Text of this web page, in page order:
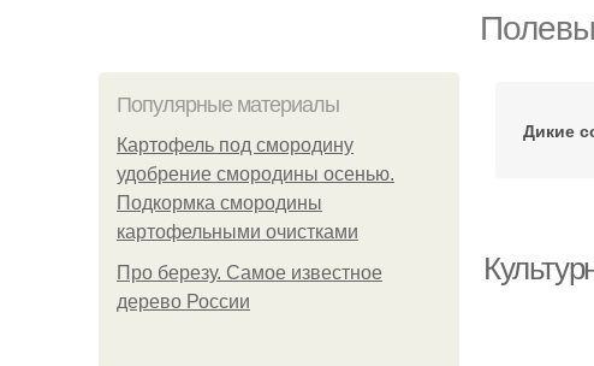
Популярные материалы
Картофель под смородину
удобрение смородины осенью.
Подкормка смородины
картофельными очистками
Про березу. Самое известное
дерево России
Дикие